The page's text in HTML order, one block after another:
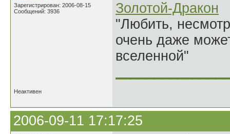
Зарегистрирован: 2006-08-15
Сообщений: 3936
Золотой-Дракон
"Любить,
очень даже
вселенной"
Неактивен
2006-09-11 17:17:25